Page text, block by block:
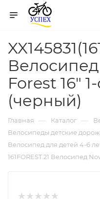
Forest 16"
(черный)
Главная — Каталог —
Велосипеды детские
Велосипед для детей 4-6
161FOREST.21 Велосипед